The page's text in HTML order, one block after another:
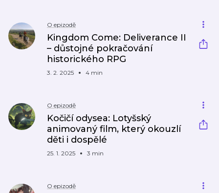
O epizodě
Kingdom Come: Deliverance II
– důstojné pokračování
historického RPG
3. 2. 2025 4 min
O epizodě
Kočičí odysea: Lotyšský
animovaný film, který okouzlí
děti i dospělé
25. 1. 2025 3 min
O epizodě